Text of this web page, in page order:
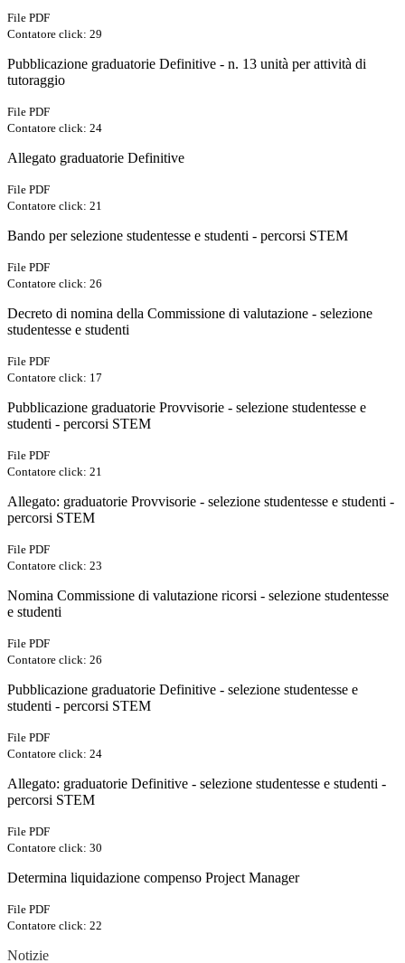
File PDF
Contatore click: 29
Pubblicazione graduatorie Definitive - n. 13 unità per attività di
tutoraggio
File PDF
Contatore click: 24
Allegato graduatorie Definitive
File PDF
Contatore click: 21
Bando per selezione studentesse e studenti - percorsi STEM
File PDF
Contatore click: 26
Decreto di nomina della Commissione di valutazione - selezione
studentesse e studenti
File PDF
Contatore click: 17
Pubblicazione graduatorie Provvisorie - selezione studentesse e
studenti - percorsi STEM
File PDF
Contatore click: 21
Allegato: graduatorie Provvisorie - selezione studentesse e studenti -
percorsi STEM
File PDF
Contatore click: 23
Nomina Commissione di valutazione ricorsi - selezione studentesse
e studenti
File PDF
Contatore click: 26
Pubblicazione graduatorie Definitive - selezione studentesse e
studenti - percorsi STEM
File PDF
Contatore click: 24
Allegato: graduatorie Definitive - selezione studentesse e studenti -
percorsi STEM
File PDF
Contatore click: 30
Determina liquidazione compenso Project Manager
File PDF
Contatore click: 22
Notizie